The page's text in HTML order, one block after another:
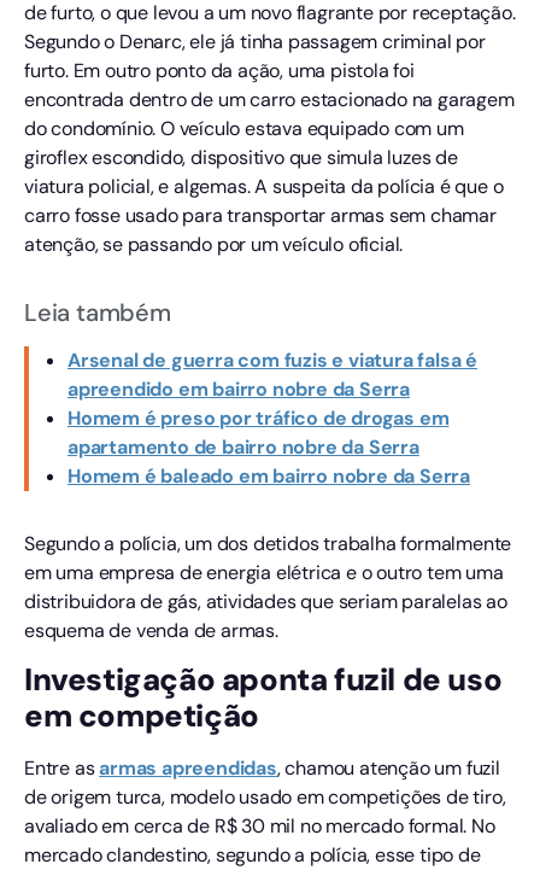
de furto, o que levou a um novo flagrante por receptação.
Segundo o Denarc, ele já tinha passagem criminal por
furto. Em outro ponto da ação, uma pistola foi
encontrada dentro de um carro estacionado na garagem
do condomínio. O veículo estava equipado com um
giroflex escondido, dispositivo que simula luzes de
viatura policial, e algemas. A suspeita da polícia é que o
carro fosse usado para transportar armas sem chamar
atenção, se passando por um veículo oficial.
Leia também
Arsenal de guerra com fuzis e viatura falsa é
apreendido em bairro nobre da Serra
Homem é preso por tráfico de drogas em
apartamento de bairro nobre da Serra
Homem é baleado em bairro nobre da Serra
Segundo a polícia, um dos detidos trabalha formalmente
em uma empresa de energia elétrica e o outro tem uma
distribuidora de gás, atividades que seriam paralelas ao
esquema de venda de armas.
Investigação aponta fuzil de uso
em competição
Entre asarmas apreendidas, chamou atenção um fuzil
de origem turca, modelo usado em competições de tiro,
avaliado em cerca de R$ 30 mil no mercado formal. No
mercado clandestino, segundo a polícia, esse tipo de